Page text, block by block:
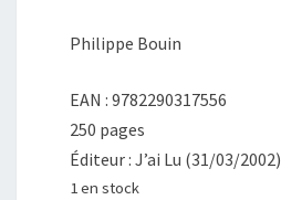
Philippe Bouin
EAN : 9782290317556
250 pages
Éditeur : J’ai Lu (31/03/2002)
1 en stock